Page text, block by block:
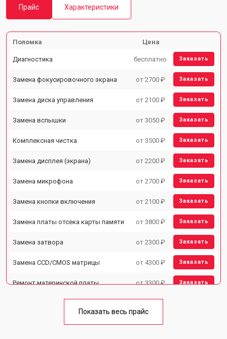
Прайс Характеристики
Поломка Цена
Диагностика бесплатно Заказать
Замена фокусировочного экрана от 2700 ₽ Заказать
Замена диска управления от 2100 ₽ Заказать
Замена вспышки от 3050 ₽ Заказать
Комплексная чистка от 3500 ₽ Заказать
Замена дисплея (экрана) от 2200 ₽ Заказать
Замена микрофона от 2700 ₽ Заказать
Замена кнопки включения от 2100 ₽ Заказать
Замена платы отсека карты памяти от 3800 ₽ Заказать
Замена затвора от 2300 ₽ Заказать
Замена CCD/CMOS матрицы от 4300 ₽ Заказать
Ремонт материнской платы от 3300 ₽ Заказать
Показать весь прайс